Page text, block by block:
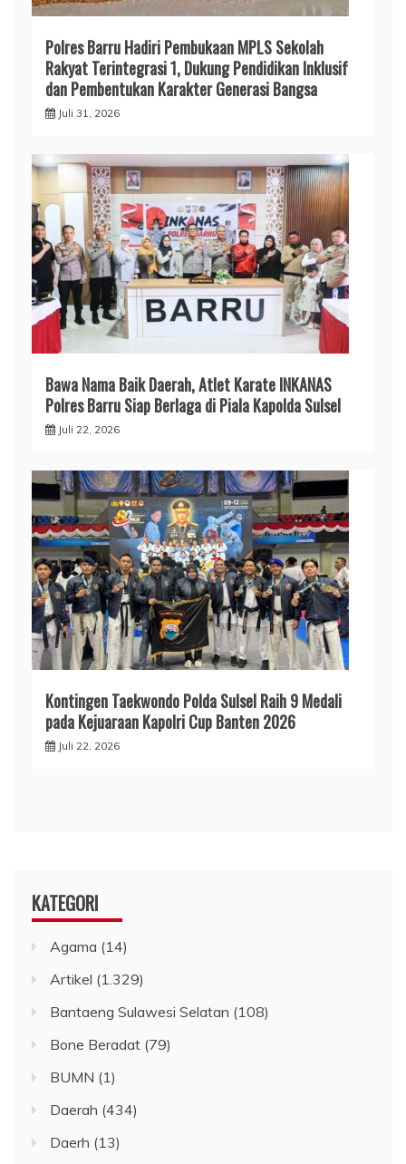
Polres Barru Hadiri Pembukaan MPLS Sekolah
Rakyat Terintegrasi 1, Dukung Pendidikan Inklusif
dan Pembentukan Karakter Generasi Bangsa
Juli 31, 2026
​Bawa Nama Baik Daerah, Atlet Karate INKANAS
Polres Barru Siap Berlaga di Piala Kapolda Sulsel
Juli 22, 2026
Kontingen Taekwondo Polda Sulsel Raih 9 Medali
pada Kejuaraan Kapolri Cup Banten 2026
Juli 22, 2026
KATEGORI
Agama (14)
Artikel (1.329)
Bantaeng Sulawesi Selatan (108)
Bone Beradat (79)
BUMN (1)
Daerah (434)
Daerh (13)